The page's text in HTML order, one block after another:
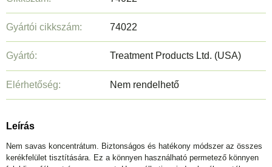
Gyártói cikkszám: 74022
Gyártó: Treatment Products Ltd. (USA)
Elérhetőség: Nem rendelhető
Leírás
Nem savas koncentrátum. Biztonságos és hatékony módszer az összes
kerékfelület tisztítására. Ez a könnyen használható permetező könnyen